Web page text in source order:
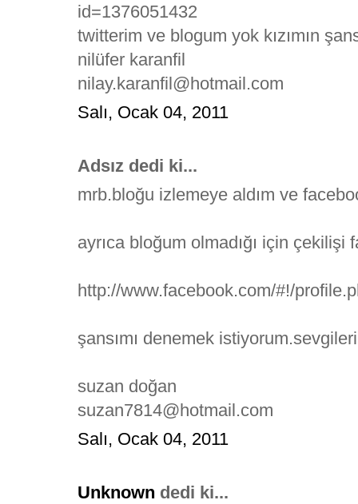
id=1376051432
twitterim ve blogum yok kızımın
nilüfer karanfil
nilay.karanfil@hotmail.com
Salı, Ocak 04, 2011
Adsız dedi ki...
mrb.bloğu izlemeye aldım ve
ayrıca bloğum olmadığı için çekilişi
http://www.facebook.com/#!/
şansımı denemek
suzan doğan
suzan7814@hotmail.com
Salı, Ocak 04, 2011
Unknown dedi ki...